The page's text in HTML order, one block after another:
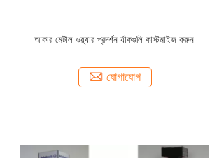
আকার মেটাল ওয়্যার প্রদর্শন র্যাকগুলি কাস্টমাইজ করুন
যোগাযোগ